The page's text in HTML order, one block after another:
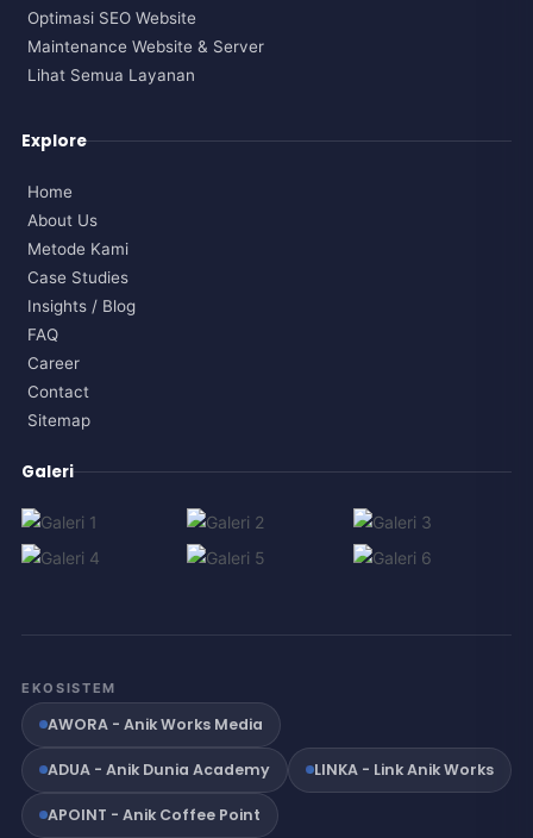
Optimasi SEO Website
Maintenance Website & Server
Lihat Semua Layanan
Explore
Home
About Us
Metode Kami
Case Studies
Insights / Blog
FAQ
Career
Contact
Sitemap
Galeri
EKOSISTEM
AWORA - Anik Works Media
ADUA - Anik Dunia Academy LINKA - Link Anik Works
APOINT - Anik Coffee Point